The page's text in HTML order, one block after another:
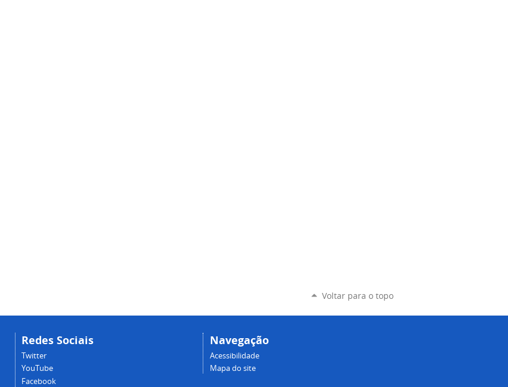
Voltar para o topo
Redes Sociais
Twitter
YouTube
Facebook
Navegação
Acessibilidade
Mapa do site